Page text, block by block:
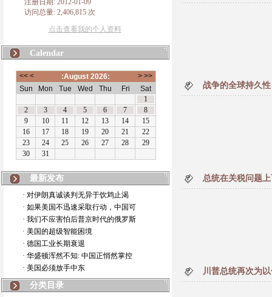
注册日期: 2012-01-09
访问总量: 2,406,815 次
点击查看我的个人资料
Calendar
最新发布
· 对伊朗真诚谈判无异于饮鸩止渴
· 如果美国不迅速采取行动，中国可
· 我们不应害怕后普京时代的俄罗斯
· 美国的超级智能困境
· 德国工业长期衰退
· 华盛顿浑然不知: 中国正悄然掌控
· 美国必须放手中东
分类目录
战争的全球持久性
总统在关税问题
川普总统再次为